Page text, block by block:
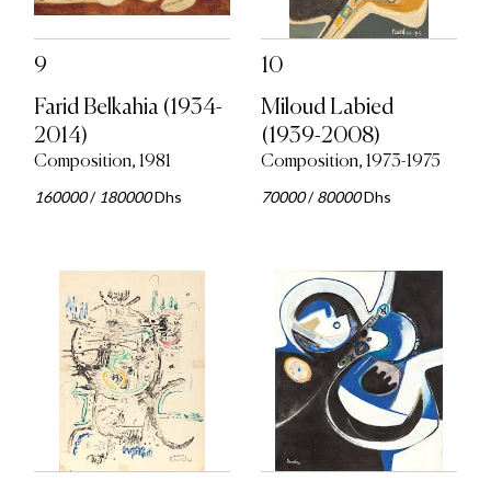
9
Farid Belkahia (1934-
2014)
Composition, 1981
160000/ 180000Dhs
10
Miloud Labied
(1939-2008)
Composition, 1973-1975
70000/80000Dhs